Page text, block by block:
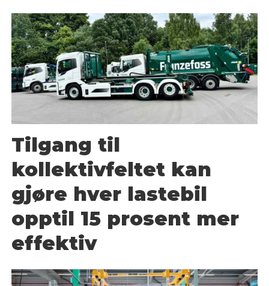
Tilgang til
kollektivfeltet kan
gjøre hver lastebil
opptil 15 prosent mer
effektiv